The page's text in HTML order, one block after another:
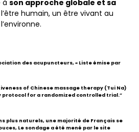
à son approche globale et sa
humain, un être vivant au
des acupuncteurs, « Liste émise par
of Chinese massage therapy (Tui Na)
protocol for a randomized controlled trial.”
plus naturels, une majorité de Français se
Le sondage a été mené par le site